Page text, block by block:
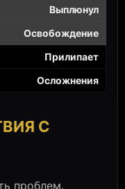
Выплюнул
Освобождение
Прилипает
Осложнения
С
проблем.